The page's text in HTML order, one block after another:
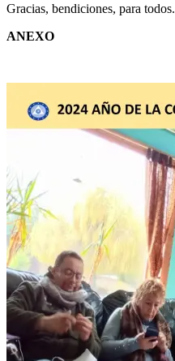
Gracias, bendiciones, para todos.
ANEXO